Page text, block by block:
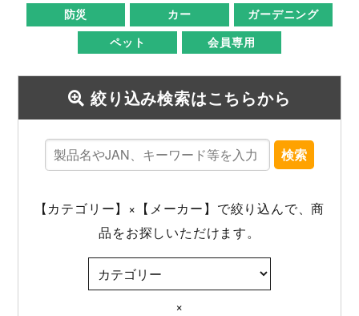
防災
カー
ガーデニング
ペット
会員専用
絞り込み検索はこちらから
検索
【カテゴリー】×【メーカー】で絞り込んで、商
品をお探しいただけます。
×